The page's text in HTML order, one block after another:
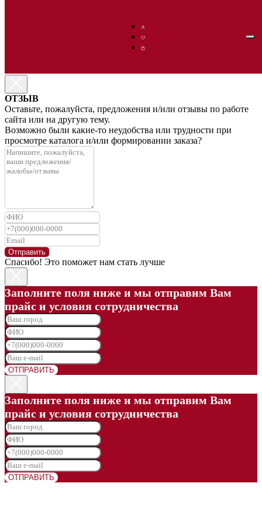
ОТЗЫВ
Оставьте, пожалуйста, предложения и/или отзывы по работе
сайта или на другую тему.
Возможно были какие-то неудобства или трудности при
просмотре каталога и/или формировании заказа?
Отправить
Спасибо! Это поможет нам стать лучше
Заполните поля ниже и мы отправим Вам
прайс и условия сотрудничества
ОТПРАВИТЬ
Заполните поля ниже и мы отправим Вам
прайс и условия сотрудничества
ОТПРАВИТЬ